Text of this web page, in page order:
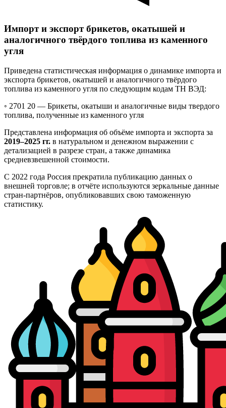
Импорт и экспорт брикетов, окатышей и
аналогичного твёрдого топлива из каменного
угля
Приведена статистическая информация о динамике импорта и
экспорта брикетов, окатышей и аналогичного твёрдого
топлива из каменного угля по следующим кодам ТН ВЭД:
◦ 2701 20 — Брикеты, окатыши и аналогичные виды твердого
топлива, полученные из каменного угля
Представлена информация об объёме импорта и экспорта за
2019–2025 гг. в натуральном и денежном выражении с
детализацией в разрезе стран, а также динамика
средневзвешенной стоимости.
С 2022 года Россия прекратила публикацию данных о
внешней торговле; в отчёте используются зеркальные данные
стран-партнёров, опубликовавших свою таможенную
статистику.